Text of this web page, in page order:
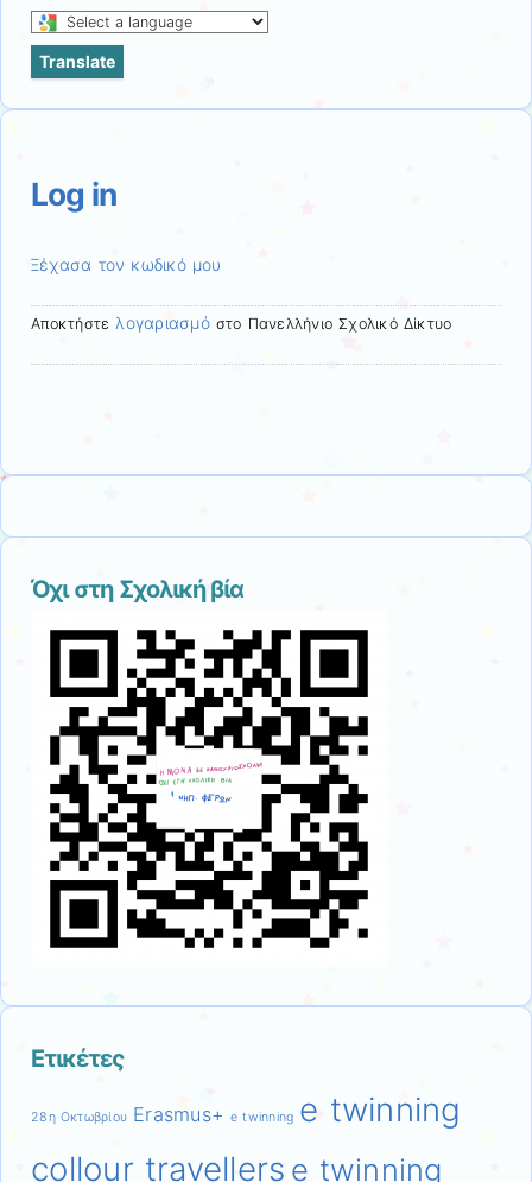
Select
a
language
page
Translate
Log in
Ξέχασα τον κωδικό μου
Αποκτήστελογαριασμόστο Πανελλήνιο Σχολικό Δίκτυο
Όχι στη Σχολική βία
Ετικέτες
28η Οκτωβρίου Erasmus+ e twinning e twinning
collour travellers e twinning